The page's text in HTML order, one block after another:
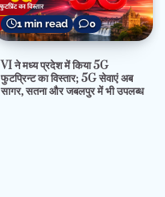
1 min read 0
VI ने मध्य प्रदेश में किया 5G
फुटप्रिन्ट का विस्तार; 5G सेवाएं अब
सागर, सतना और जबलपुर में भी उपलब्ध